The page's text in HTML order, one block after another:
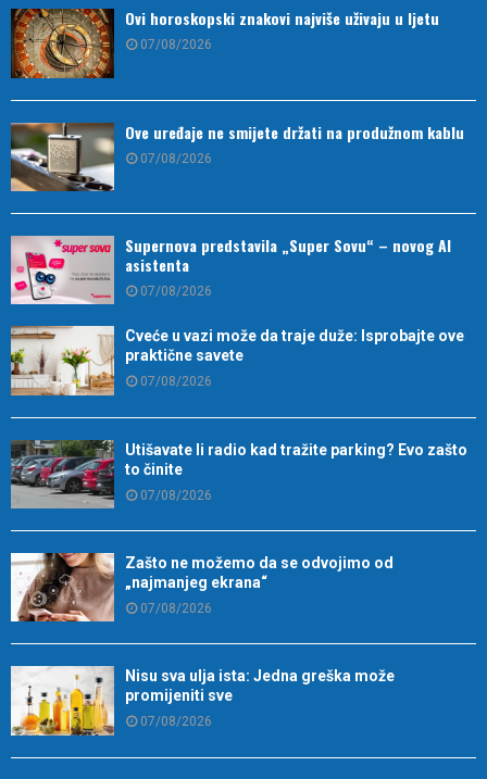
Ovi horoskopski znakovi najviše uživaju u ljetu
07/08/2026
Ove uređaje ne smijete držati na produžnom kablu
07/08/2026
Supernova predstavila „Super Sovu“ – novog AI
asistenta
07/08/2026
Cveće u vazi može da traje duže: Isprobajte ove
praktične savete
07/08/2026
Utišavate li radio kad tražite parking? Evo zašto
to činite
07/08/2026
Zašto ne možemo da se odvojimo od
„najmanjeg ekrana“
07/08/2026
Nisu sva ulja ista: Jedna greška može
promijeniti sve
07/08/2026